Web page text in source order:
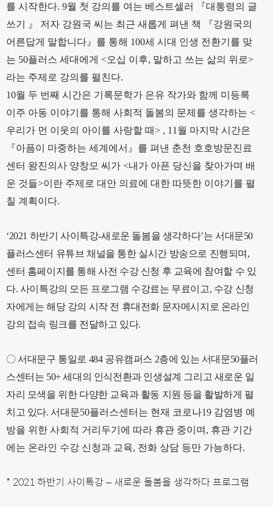
를 시작한다. 9월 첫 강의를 여는 베스트셀러 『대통령의 글
쓰기
』 저자 강원국 씨는 최근 새롭게 펴낸 책 『강원국의
어른답게 말합니다 』 를 통해 100세 시대 인생 전환기를 맞
는 50플러스 세대에게 <오십 이후, 말하고 쓰는 삶의 위로>
라는 주제로 강의를 펼친다.
10월 두 번째 시간은 기록문학가 은유 작가와 함께 미등록
이주 아동 이야기를 통해 사회적 돌봄의 문제를 생각하는 <
우리가 먼 이웃의 아이를 사랑할 때> , 11 월 마지막 시간은
『아픔이 마중하는 세계에서 』 를 펴낸 춘천 호호방문진료
센터 왕진의사 양창모 씨가 <내가 아픈 당신을 찾아가며 배
운 것들>이란 주제로 대안 의료에 대한 따뜻한 이야기를 펼
칠 계획이다.
‘2021 하반기 사이특강-새로운 돌봄을 생각하다’는 서대문50
플러스센터 유튜브 채널을 통한 실시간 방송으로 진행되며 ,
센터 홈페이지를 통해 사전 수강 신청 후 교육에 참여할 수 있
다. 사이특강의 모든 프로그램 수강료는 무료이고, 수강 신청
자에게는 해당 강의 시작 전 휴대전화 문자메시지로 온라인
강의 접속 링크를 전달하고 있다.
〇서대문구 통일로 484 공유캠퍼스 2층에 있는 서대문50플러
스센터는 50+세대의 인식전환과 인생설계 그리고 새로운 일
자리 모색을 위한 다양한 교육과 활동 지원 등을 활발하게 펼
치고 있다.서대문50플러스센터는 현재 코로나19 감염병 예
방을 위한 사회적 거리두기에 따라 휴관 중이며 , 휴관 기간
에는 온라인 수강 신청과 교육, 전화 상담 등만 가능하다.
* 2021하반기 사이특강 – 새로운 돌봄을 생각하다 프로그램